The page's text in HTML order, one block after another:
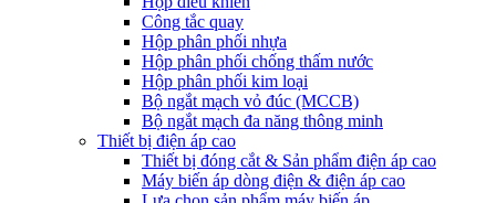
Công tắc quay
Hộp phân phối nhựa
Hộp phân phối chống thấm nước
Hộp phân phối kim loại
Bộ ngắt mạch vỏ đúc (MCCB)
Bộ ngắt mạch đa năng thông minh
Thiết bị điện áp cao
Thiết bị đóng cắt & Sản phẩm điện áp cao
Máy biến áp dòng điện & điện áp cao